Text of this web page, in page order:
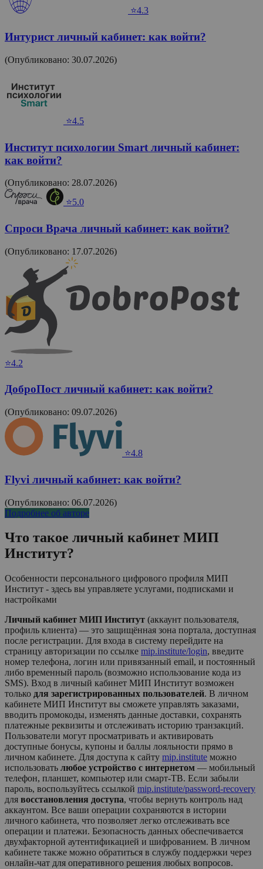
⭐4.3
Интурист личный кабинет: как войти?
(Опубликовано: 30.07.2026)
⭐4.5
Институт психологии Smart личный кабинет:
как войти?
(Опубликовано: 28.07.2026)
⭐5.0
Спроси Врача личный кабинет: как войти?
(Опубликовано: 17.07.2026)
⭐4.2
ДоброПост личный кабинет: как войти?
(Опубликовано: 09.07.2026)
⭐4.8
Flyvi личный кабинет: как войти?
(Опубликовано: 06.07.2026)
Подробнее об авторе
Что такое личный кабинет МИП
Институт?
Особенности персонального цифрового профиля МИП
Институт - здесь вы управляете услугами, подписками и
настройками
Личный кабинет МИП Институт (аккаунт пользователя,
профиль клиента) — это защищённая зона портала, доступная
после регистрации. Для входа в систему перейдите на
страницу авторизации по ссылке mip.institute/login, введите
номер телефона, логин или привязанный email, и постоянный
либо временный пароль (возможно использование кода из
SMS). Вход в личный кабинет МИП Институт возможен
только для зарегистрированных пользователей. В личном
кабинете МИП Институт вы сможете управлять заказами,
вводить промокоды, изменять данные доставки, сохранять
платежные реквизиты и отслеживать историю транзакций.
Пользователи могут просматривать и активировать
доступные бонусы, купоны и баллы лояльности прямо в
личном кабинете. Для доступа к сайту mip.institute можно
использовать любое устройство с интернетом — мобильный
телефон, планшет, компьютер или смарт-ТВ. Если забыли
пароль, воспользуйтесь ссылкой mip.institute/password-recovery
для восстановления доступа, чтобы вернуть контроль над
аккаунтом. Все ваши операции сохраняются в истории
личного кабинета, что позволяет легко отслеживать все
операции и платежи. Безопасность данных обеспечивается
двухфакторной аутентификацией и шифрованием. В личном
кабинете также можно обратиться в службу поддержки через
онлайн-чат для оперативного решения любых вопросов.